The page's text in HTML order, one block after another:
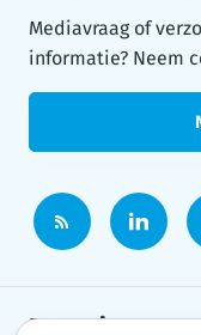
Mediavraag of
informatie? Neem
Persruimte